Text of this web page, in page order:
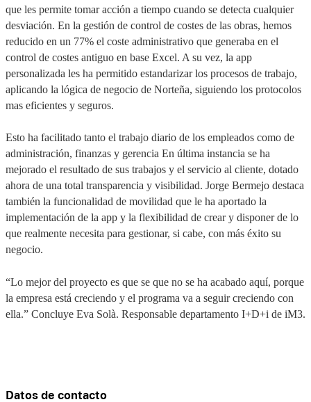
que les permite tomar acción a tiempo cuando se detecta cualquier
desviación. En la gestión de control de costes de las obras, hemos
reducido en un 77% el coste administrativo que generaba en el
control de costes antiguo en base Excel. A su vez, la app
personalizada les ha permitido estandarizar los procesos de trabajo,
aplicando la lógica de negocio de Norteña, siguiendo los protocolos
mas eficientes y seguros.
Esto ha facilitado tanto el trabajo diario de los empleados como de
administración, finanzas y gerencia En última instancia se ha
mejorado el resultado de sus trabajos y el servicio al cliente, dotado
ahora de una total transparencia y visibilidad. Jorge Bermejo destaca
también la funcionalidad de movilidad que le ha aportado la
implementación de la app y la flexibilidad de crear y disponer de lo
que realmente necesita para gestionar, si cabe, con más éxito su
negocio.
“Lo mejor del proyecto es que se que no se ha acabado aquí, porque
la empresa está creciendo y el programa va a seguir creciendo con
ella.” Concluye Eva Solà. Responsable departamento I+D+i de iM3.
Datos de contacto